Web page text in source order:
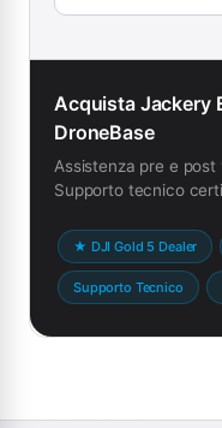
Acquista Jackery
DroneBase
Assistenza pre e post
Supporto tecnico
★ DJI Gold 5 Dealer
Supporto Tecnico